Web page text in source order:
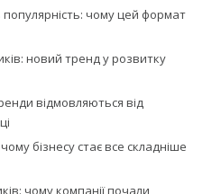
чому цей формат
новий тренд у розвитку
відмовляються від
бізнесу стає все складніше